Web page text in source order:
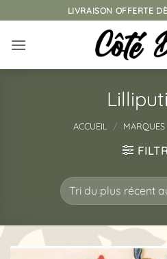
au
contenu
LIVRAISON OFFERTE
ACCUEIL / MARQUES